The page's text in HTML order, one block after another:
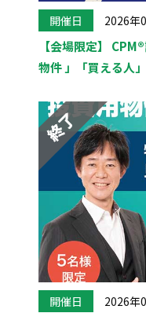
開催日 2026年
【会場限定】
物件 」「買える人
開催日 2026年